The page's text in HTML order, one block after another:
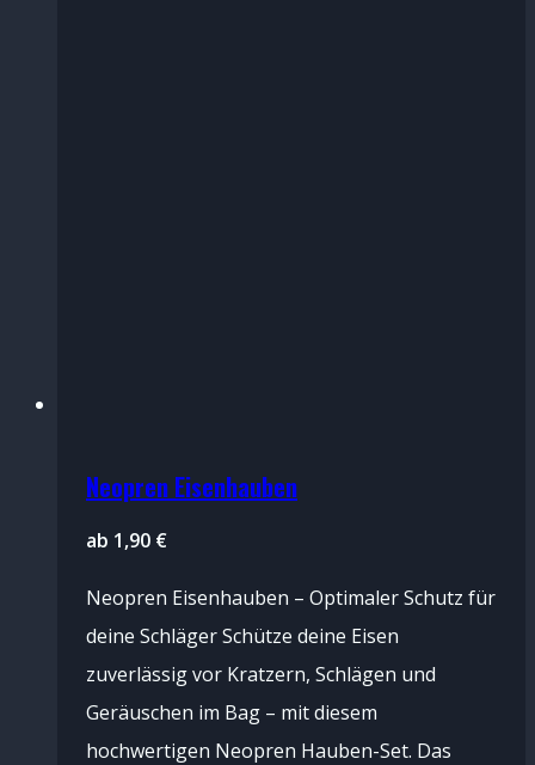
Neopren Eisenhauben
ab 1,90 €
Neopren Eisenhauben – Optimaler Schutz für
deine Schläger Schütze deine Eisen
zuverlässig vor Kratzern, Schlägen und
Geräuschen im Bag – mit diesem
hochwertigen Neopren Hauben-Set. Das